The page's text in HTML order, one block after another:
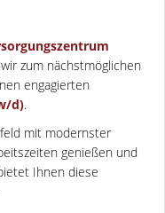
zum nächstmöglichen
engagierten
d).
mit modernster
genießen und
Ihnen diese